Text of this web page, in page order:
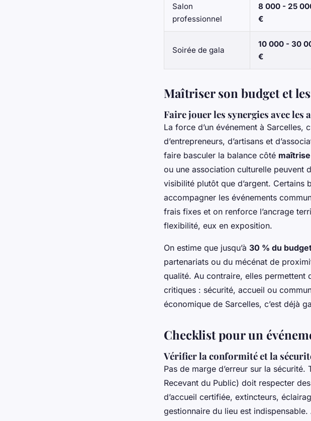
Salon
professionnel
8 000 - 25
€
Soirée de gala
10 000 - 30
€
Maîtriser son budget et
Faire jouer les synergies avec les
La force d’un événement à Sarcelles,
d’entrepreneurs, d’artisans et
faire basculer la balance côté
ou une association culturelle peuvent
visibilité plutôt que d’argent. Certains
accompagner les événements
frais fixes et on renforce l’ancrage
flexibilité, eux en exposition.
On estime que jusqu’à 30 % du
partenariats ou du mécénat de
qualité. Au contraire, elles permettent
critiques : sécurité, accueil ou
économique de Sarcelles, c’est déjà
Checklist pour un
Vérifier la conformité et la
Pas de marge d’erreur sur la
Recevant du Public) doit respecter
d’accueil certifiée, extincteurs,
gestionnaire du lieu est